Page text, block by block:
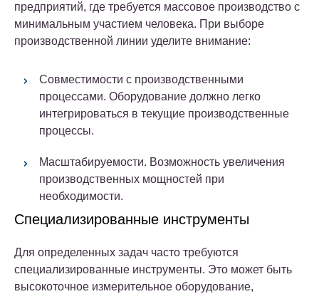
предприятий, где требуется массовое производство с
минимальным участием человека. При выборе
производственной линии уделите внимание:
Совместимости с производственными
процессами. Оборудование должно легко
интегрироваться в текущие производственные
процессы.
Масштабируемости. Возможность увеличения
производственных мощностей при
необходимости.
Специализированные инструменты
Для определенных задач часто требуются
специализированные инструменты. Это может быть
высокоточное измерительное оборудование,